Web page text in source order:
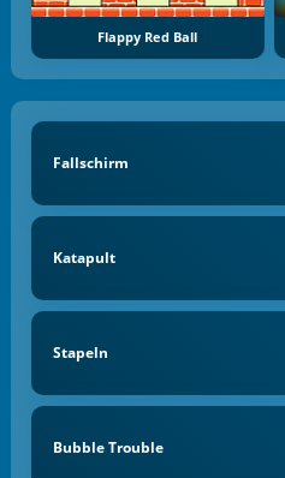
Flappy Red Ball
Fallschirm
Katapult
Stapeln
Bubble Trouble